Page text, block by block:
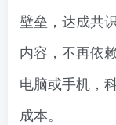
壁垒，达成共
内容，不再依
电脑或手机，
成本。